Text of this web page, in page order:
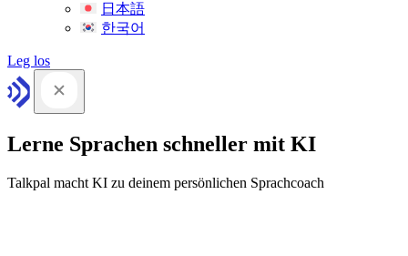
日本語
한국어
Leg los
Lerne Sprachen schneller mit KI
Talkpal macht KI zu deinem persönlichen Sprachcoach